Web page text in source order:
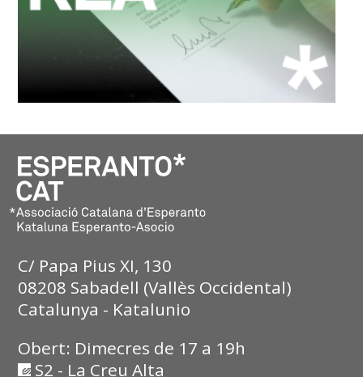
C/ Papa Pius XI, 130
08208 Sabadell (Vallès Occidental)
Catalunya - Katalunio
Obert: Dimecres de 17 a 19h
S2 - La Creu Alta